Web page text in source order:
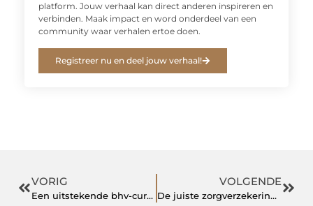
platform. Jouw verhaal kan direct anderen inspireren en
verbinden. Maak impact en word onderdeel van een
community waar verhalen ertoe doen.
Registreer nu en deel jouw verhaal!
VORIG
Een uitstekende bhv-cursus in de buurt van Amsterdam
VOLGENDE
De juiste zorgverzekering kiezen